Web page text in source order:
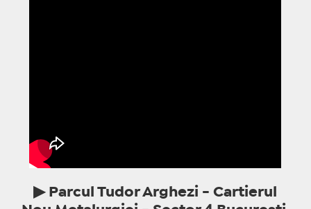
▶ Parcul Tudor Arghezi - Cartierul